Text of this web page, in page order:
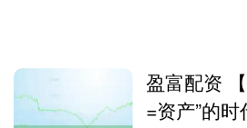
盈富配资
=资产”的